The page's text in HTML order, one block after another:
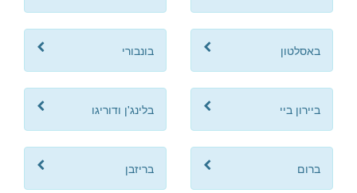
באסלטון בונבורי
ביירון ביי בלינג'ן ודוריגו
ברום בריזבן